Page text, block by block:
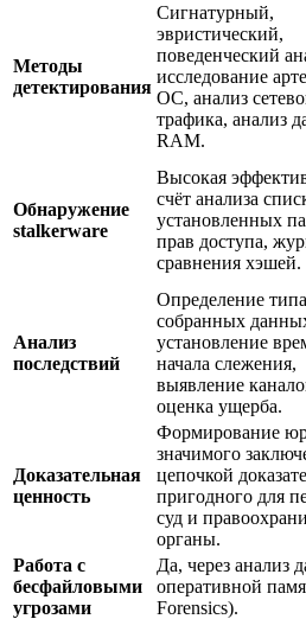
Методы
детектирования
Сигнатурный,
эвристический,
поведенческий
исследование
ОС, анализ
трафика, анализ
RAM.
Обнаружение
stalkerware
Высокая
счёт анализа
установленных
прав доступа,
сравнения хэшей.
Анализ
последствий
Определение типа
собранных
установление
начала слежения,
выявление
оценка ущерба.
Доказательная
ценность
Формирование
значимого
цепочкой
пригодного для
суд и
органы.
Работа с
бесфайловыми
угрозами
Да, через анализ
оперативной
Forensics).